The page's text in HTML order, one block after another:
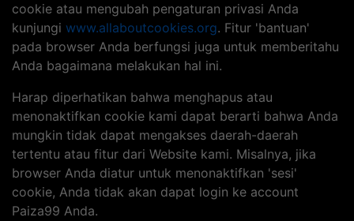
cookie atau mengubah pengaturan privasi Anda
kunjungi www.allaboutcookies.org. Fitur 'bantuan'
pada browser Anda berfungsi juga untuk memberitahu
Anda bagaimana melakukan hal ini.
Harap diperhatikan bahwa menghapus atau
menonaktifkan cookie kami dapat berarti bahwa Anda
mungkin tidak dapat mengakses daerah-daerah
tertentu atau fitur dari Website kami. Misalnya, jika
browser Anda diatur untuk menonaktifkan 'sesi'
cookie, Anda tidak akan dapat login ke account
Paiza99 Anda.